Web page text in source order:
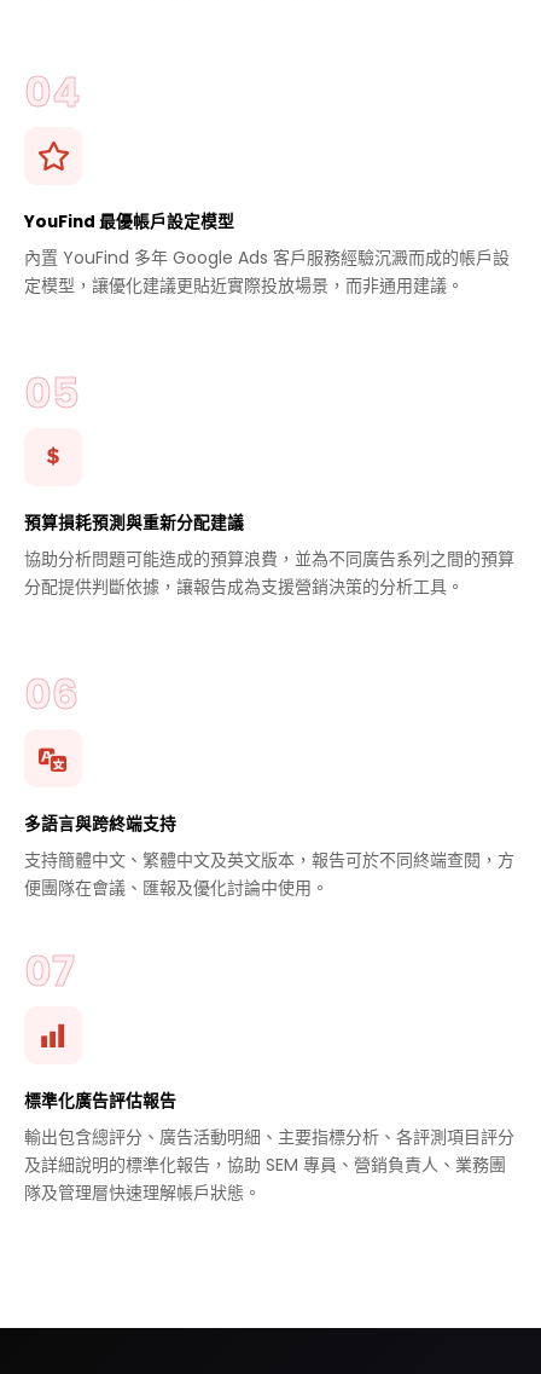
YouFind 最優帳戶設定模型
內置 YouFind 多年 Google Ads 客戶服務經驗沉澱而成的帳戶設
定模型，讓優化建議更貼近實際投放場景，而非通用建議。
預算損耗預測與重新分配建議
協助分析問題可能造成的預算浪費，並為不同廣告系列之間的預算
分配提供判斷依據，讓報告成為支援營銷決策的分析工具。
多語言與跨終端支持
支持簡體中文、繁體中文及英文版本，報告可於不同終端查閱，方
便團隊在會議、匯報及優化討論中使用。
標準化廣告評估報告
輸出包含總評分、廣告活動明細、主要指標分析、各評測項目評分
及詳細說明的標準化報告，協助 SEM 專員、營銷負責人、業務團
隊及管理層快速理解帳戶狀態。